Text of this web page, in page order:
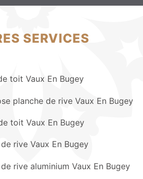
SERVICES
toit Vaux En Bugey
planche de rive Vaux En Bugey
toit Vaux En Bugey
rive Vaux En Bugey
rive aluminium Vaux En Bugey